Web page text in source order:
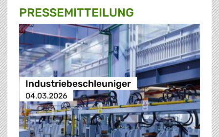
PRESSE­MITTEILUNG
Industriebeschleuniger
04.03.2026